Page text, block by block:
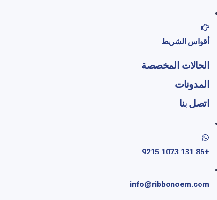
أقواس الشريط
الحالات المخصصة
المدونات
اتصل بنا
+86 131 1073 9215
info@ribbonoem.com